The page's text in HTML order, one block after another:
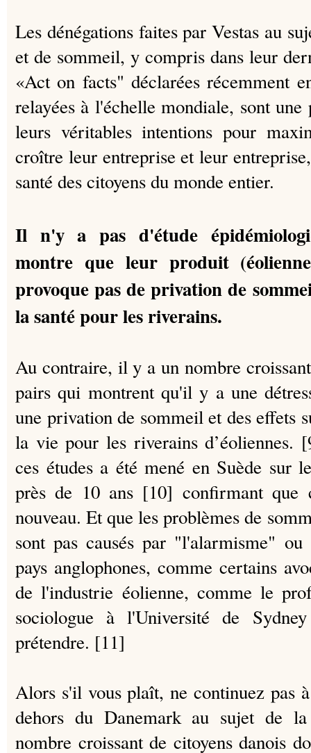
Les dénégations faites par Vestas au
et de sommeil, y compris dans leur
«Act on facts" déclarées récemment
relayées à l'échelle mondiale, sont une
leurs véritables intentions pour
croître leur entreprise et leur entreprise
santé des citoyens du monde entier.
Il n'y a pas d'étude
montre que leur produit
provoque pas de privation de
la santé pour les riverains.
Au contraire, il y a un nombre
pairs qui montrent qu'il y a une
une privation de sommeil et des effets
la vie pour les riverains d’éoliennes.
ces études a étémené en Suède sur
près de 10 ans [10] confirmant que
nouveau.Et que les problèmes de
sont pas causés par "l'alarmisme"
pays anglophones, comme certains
de l'industrie éolienne, comme le
sociologue à l'Université de
prétendre. [11]
Alors s'il vous plaît, ne continuez pas
dehors du Danemark au sujet de
nombre croissant de citoyens danois